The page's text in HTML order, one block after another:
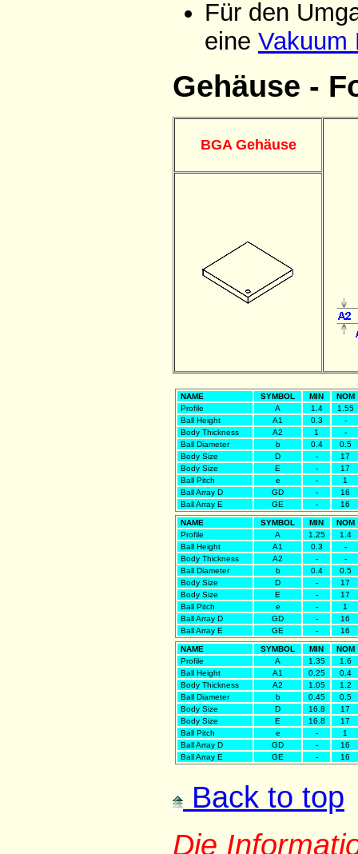
Für den
eine Vakuum
Gehäuse -
BGA Gehäuse
NAME SYMBOL MIN
NOM
Profile
A 1.4
1.55
Ball Height
A1 0.3
-
Body Thickness
A2 1
-
Ball Diameter
b 0.4
0.5
Body Size
D -
17
Body Size
E -
17
Ball Pitch
e -
1
Ball Array D
GD -
16
Ball Array E
GE - 16
NAME SYMBOL MIN
NOM
Profile
A 1.25
1.4
Ball Height
A1 0.3
-
Body Thickness
A2 -
-
Ball Diameter
b 0.4
0.5
Body Size
D -
17
Body Size
E -
17
Ball Pitch
e -
1
Ball Array D
GD -
16
Ball Array E
GE - 16
NAME SYMBOL MIN
NOM
Profile
A 1.35
1.6
Ball Height
A1 0.25
0.4
Body Thickness
A2 1.05
1.2
Ball Diameter
b 0.45
0.5
Body Size
D 16.8
17
Body Size
E 16.8
17
Ball Pitch
e -
1
Ball Array D
GD -
16
Ball Array E
GE - 16
Back to top
Die